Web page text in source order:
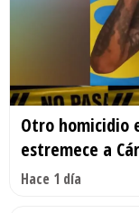
Otro homicidio
estremece a
Hace 1 día